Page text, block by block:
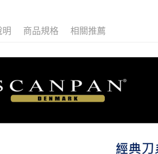
明 商品規格 相關推薦